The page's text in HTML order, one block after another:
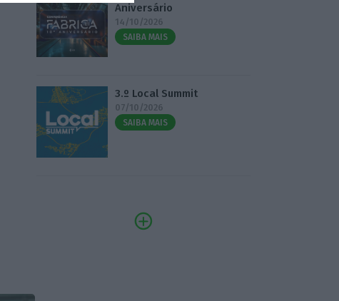
Aniversário
14/10/2026
SAIBA MAIS
3.º Local Summit
07/10/2026
SAIBA MAIS